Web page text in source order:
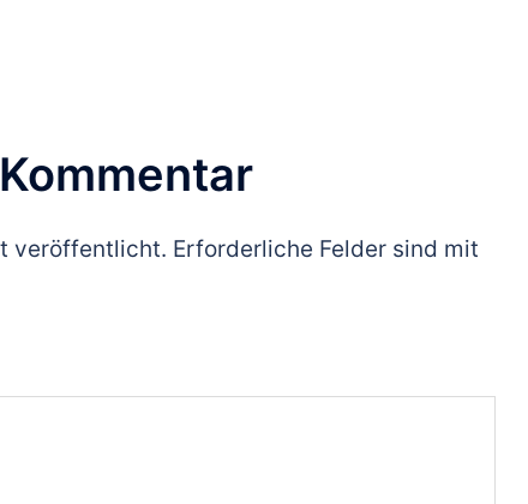
veröffentlicht. Erforderliche Felder sind mit